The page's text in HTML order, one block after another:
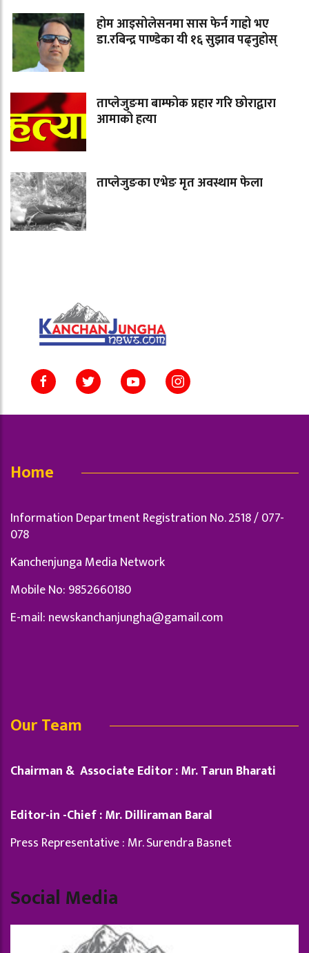
होम आइसोलेसनमा सास फेर्न गाह्रो भए
डा.रबिन्द्र पाण्डेका यी १६ सुझाव पढ्नुहोस्
ताप्लेजुङमा बाम्फोक प्रहार गरि छोराद्वारा
आमाको हत्या
ताप्लेजुङका एभेङ मृत अवस्थाम फेला
Home
Information Department Registration No. 2518 / 077-
078
Kanchenjunga Media Network
Mobile No: 9852660180
E-mail: newskanchanjungha@gamail.com
Our Team
Chairman & Associate Editor : Mr. Tarun Bharati
Editor-in -Chief : Mr. Dilliraman Baral
Press Representative : Mr. Surendra Basnet
Social Media